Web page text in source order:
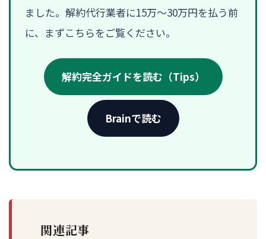
ました。解約代行業者に15万〜30万円を払う前
に、まずこちらをご覧ください。
解約完全ガイドを読む（Tips）
Brainで読む
関連記事